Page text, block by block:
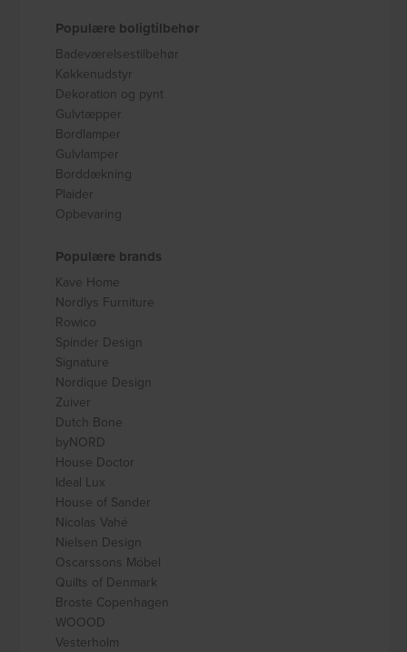
Populære boligtilbehør
Badeværelsestilbehør
Køkkenudstyr
Dekoration og pynt
Gulvtæpper
Bordlamper
Gulvlamper
Borddækning
Plaider
Opbevaring
Populære brands
Kave Home
Nordlys Furniture
Rowico
Spinder Design
Signature
Nordique Design
Zuiver
Dutch Bone
byNORD
House Doctor
Ideal Lux
House of Sander
Nicolas Vahé
Nielsen Design
Oscarssons Móbel
Quilts of Denmark
Broste Copenhagen
WOOOD
Vesterholm